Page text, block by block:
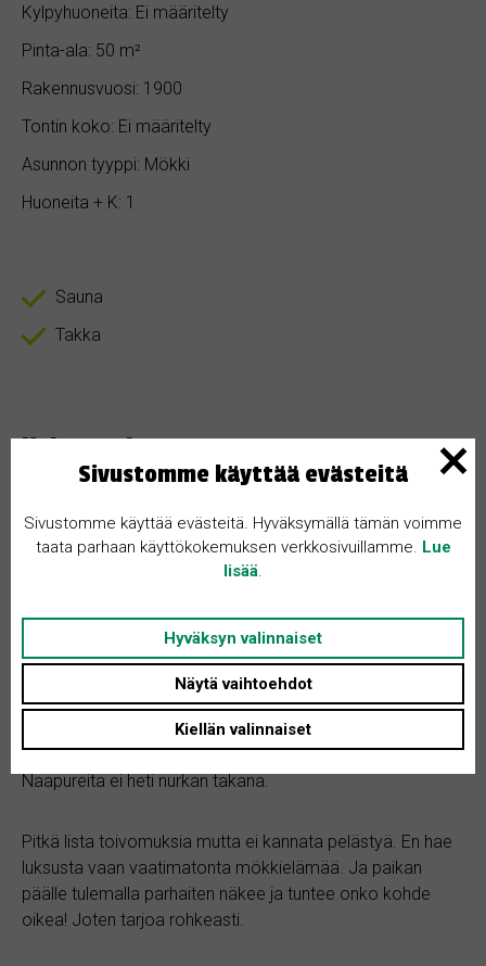
Kylpyhuoneita: Ei määritelty
Pinta-ala: 50 m²
Rakennusvuosi: 1900
Tontin koko: Ei määritelty
Asunnon tyyppi: Mökki
Huoneita + K: 1
Sauna
Takka
Kohteen kuvaus
Ostan pienen mökin/ kesämökin pienellä tontilla Aitoosta ,
myös Pälkäne huomioidaan järven rannalta tai ainakin järvi
Mökki saa olla vaatimaton kunhan on kunnossa ja toimiva.
Sauna toiveena, mieluiten omana rakennuksena.
Ja vanhakin kelpaa, hyvinkin.
Ei alueelta missä paljon käärmeitä.
Mökki tulisi vain kesäkäyttöön, joten takka/ pönttöuuni
tms riittänee kunhan myös mökkiin tulisi sähköt.
Naapureita ei heti nurkan takana.
Pitkä lista toivomuksia mutta ei kannata pelästyä. En hae
luksusta vaan vaatimatonta mökkielämää. Ja paikan
päälle tulemalla parhaiten näkee ja tuntee onko kohde
oikea! Joten tarjoa rohkeasti.
Sivustomme käyttää evästeitä
Sivustomme käyttää evästeitä. Hyväksymällä tämän voimme
taata parhaan käyttökokemuksen verkkosivuillamme. Lue
lisää.
Hyväksyn valinnaiset
Näytä vaihtoehdot
Kiellän valinnaiset